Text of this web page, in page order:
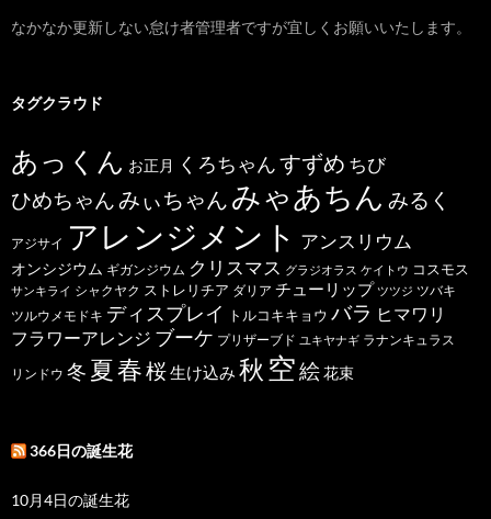
なかなか更新しない怠け者管理者ですが宜しくお願いいたします。
タグクラウド
あっくん お正月 くろちゃんすずめ ちび
ひめちゃんみぃちゃん みゃあちん みるく
アジサイ アレンジメント アンスリウム
オンシジウム ギガンジウム クリスマス グラジオラス ケイトウ コスモス
サンキライ シャクヤク ストレリチア ダリア チューリップ ツツジ ツバキ
ツルウメモドキ ディスプレイ トルコキキョウ バラ ヒマワリ
フラワーアレンジ ブーケ プリザーブド ユキヤナギ ラナンキュラス
リンドウ 冬 夏春桜生け込み 秋 空絵花束
366日の誕生花
10月4日の誕生花